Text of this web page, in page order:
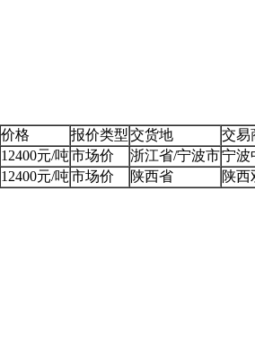
价格 报价类型交货地
交易
12400元/吨市场价 浙江省/宁波市宁波
12400元/吨市场价 陕西省 陕西